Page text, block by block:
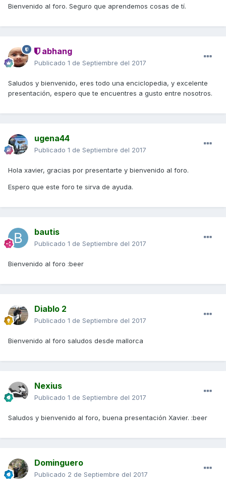
Bienvenido al foro. Seguro que aprendemos cosas de tí.
abhang
Publicado 1 de Septiembre del 2017
Saludos y bienvenido, eres todo una enciclopedia, y excelente
presentación, espero que te encuentres a gusto entre nosotros.
ugena44
Publicado 1 de Septiembre del 2017
Hola xavier, gracias por presentarte y bienvenido al foro.
Espero que este foro te sirva de ayuda.
bautis
Publicado 1 de Septiembre del 2017
Bienvenido al foro :beer
Diablo 2
Publicado 1 de Septiembre del 2017
Bienvenido al foro saludos desde mallorca
Nexius
Publicado 1 de Septiembre del 2017
Saludos y bienvenido al foro, buena presentación Xavier. :beer
Dominguero
Publicado 2 de Septiembre del 2017